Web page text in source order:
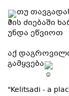
თუ
მის ძიებაში
უნდა ეწვიოთ
აქ
გამყვება
"Kelitsadi - a